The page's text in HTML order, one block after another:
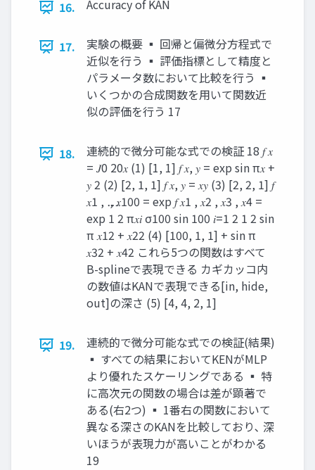
16. Accuracy of KAN
17.
実験の概要 ▪ 回帰と偏微分方程式で
近似を行う ▪ 評価指標として精度と
パラメータ数において比較を行う ▪
いくつかの合成関数を用いて関数近
似の評価を行う 17
18.
連続的で微分可能な式での検証 18 𝑓 𝑥
= 𝐽0 20𝑥 (1) [1, 1] 𝑓 𝑥, 𝑦 = exp sin π𝑥 +
𝑦 2 (2) [2, 1, 1] 𝑓 𝑥, 𝑦 = 𝑥𝑦 (3) [2, 2, 1] 𝑓
𝑥1 , ⋯ , 𝑥100 = exp 𝑓 𝑥1 , 𝑥2 , 𝑥3 , 𝑥4 =
exp 1 2 π𝑥𝑖 σ100 sin 100 𝑖=1 2 1 2 sin
π 𝑥12 + 𝑥22 (4) [100, 1, 1] + sin π
𝑥32 + 𝑥42 これら5つの関数はすべて
B-splineで表現できる カギカッコ内
の数値はKANで表現できる[in, hide,
out]の深さ (5) [4, 4, 2, 1]
19.
連続的で微分可能な式での検証(結果)
▪ すべての結果においてKENがMLP
より優れたスケーリングである ▪ 特
に高次元の関数の場合は差が顕著で
ある(右2つ) ▪ 1番右の関数において
異なる深さのKANを比較しており､ 深
いほうが表現力が高いことがわかる
19